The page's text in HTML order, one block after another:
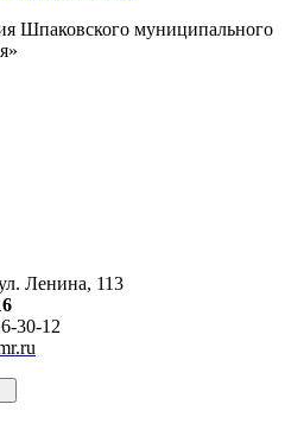
Шпаковского муниципального
Ленина, 113
30-12